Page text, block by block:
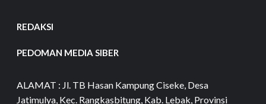
REDAKSI
PEDOMAN MEDIA SIBER
ALAMAT : Jl. TB Hasan Kampung Ciseke, Desa
Jatimulya, Kec. Rangkasbitung, Kab. Lebak, Provinsi